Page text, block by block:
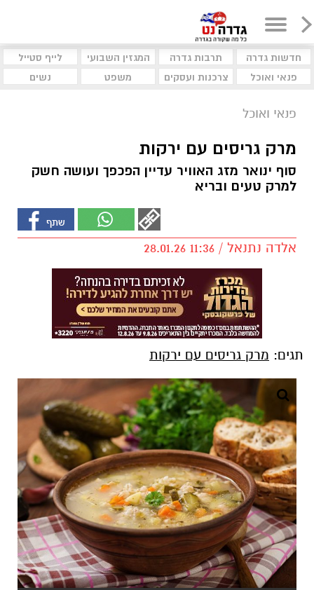
חדשות גדרה תרבות גדרה המגזין השבועי
לייף סטייל
פנאי ואוכל
צרכנות ועסקים משפט נשים
פנאי ואוכל
מרק גריסים עם ירקות
סוף ינואר מזג האוויר עדיין הפכפך ועושה חשק
למרק טעים ובריא
אלדה נתנאל / 11:36 28.01.26
תגים: מרק גריסים עם ירקות